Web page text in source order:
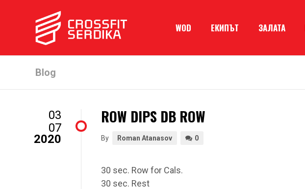
WOD ЕКИПЪТ ЗАЛАТА
Blog
03
07
2020
ROW DIPS DB ROW
By Roman Atanasov 0
30 sec. Row for Cals.
30 sec. Rest